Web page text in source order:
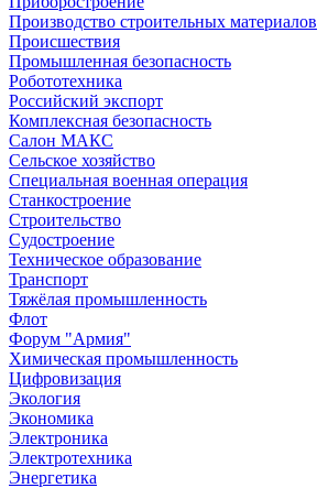
Производство строительных материалов
Происшествия
Промышленная безопасность
Робототехника
Российский экспорт
Комплексная безопасность
Салон МАКС
Сельское хозяйство
Специальная военная операция
Станкостроение
Строительство
Судостроение
Техническое образование
Транспорт
Тяжёлая промышленность
Флот
Форум "Армия"
Химическая промышленность
Цифровизация
Экология
Экономика
Электроника
Электротехника
Энергетика